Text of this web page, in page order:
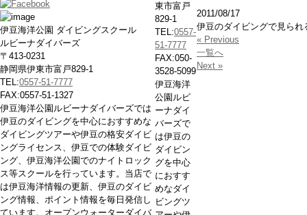
伊豆海洋公園 ダイビングスクール
ルビーナダイバーズ
〒413-0231
静岡県伊東市富戸829-1
TEL:0557-51-7777
FAX:0557-51-1327
伊豆海洋公園ルビーナダイバーズでは
伊豆のダイビングを中心におすすめな
ダイビングツアーや伊豆の格安ダイビ
ングライセンス、伊豆での体験ダイビ
ング、伊豆海洋公園でのナイトロック
ス等スクールを行っています。当店で
は伊豆海洋情報の更新、伊豆のダイビ
ング情報、ポイント情報を毎日発信し
ています。オープンウォーターダイバ
2011/08/17
伊豆のダイビングで見られ
« Previous
一覧へ
Next »
東市富戸
829-1
TEL:0557-
51-7777
FAX:050-
3528-5099
伊豆海洋
公園ルビ
ーナダイ
バーズで
は伊豆の
ダイビン
グを中心
におすす
めなダイ
ビングツ